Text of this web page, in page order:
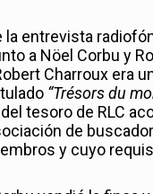
entrevista
a Nöel Corbu y
Charroux era
“Trésors du
tesoro de RLC
de
y cuyo